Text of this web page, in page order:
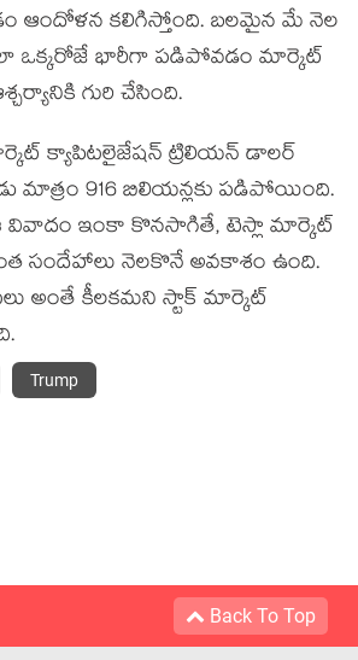
ఆందోళన కలిగిస్తోంది. బలమైన మే నెల
ఒక్కరోజే భారీగా పడిపోవడం మార్కెట్
గురి చేసింది.
క్యాపిటలైజేషన్ ట్రిలియన్ డాలర్
మాత్రం 916 బిలియన్లకు పడిపోయింది.
వివాదం ఇంకా కొనసాగితే, టెస్లా మార్కెట్
సందేహాలు నెలకొనే అవకాశం ఉంది.
అంతే కీలకమని స్టాక్ మార్కెట్
Trump
Back To Top